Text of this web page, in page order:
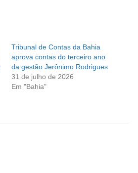
Tribunal de Contas da Bahia
aprova contas do terceiro ano
da gestão Jerônimo Rodrigues
31 de julho de 2026
Em "Bahia"